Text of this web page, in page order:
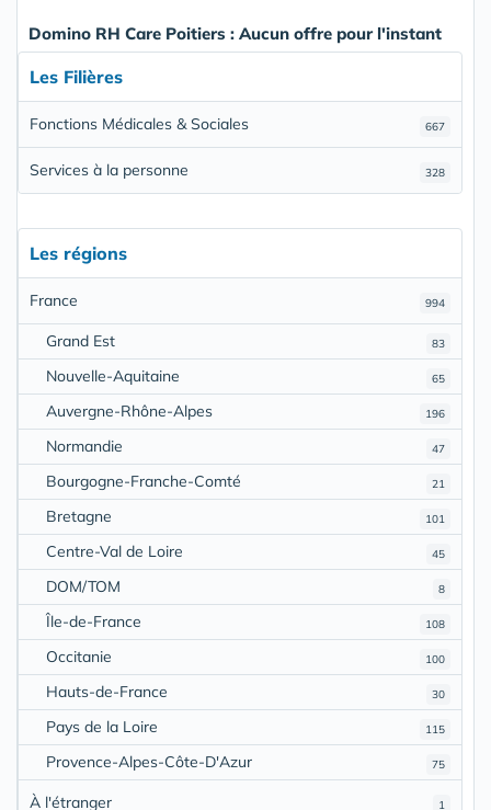
Domino RH Care Poitiers : Aucun offre pour l'instant
Les Filières
667
Fonctions Médicales & Sociales
328
Services à la personne
Les régions
994
France
83
Grand Est
65
Nouvelle-Aquitaine
196
Auvergne-Rhône-Alpes
47
Normandie
21
Bourgogne-Franche-Comté
101
Bretagne
45
Centre-Val de Loire
8
DOM/TOM
108
Île-de-France
100
Occitanie
30
Hauts-de-France
115
Pays de la Loire
75
Provence-Alpes-Côte-D'Azur
1
À l'étranger